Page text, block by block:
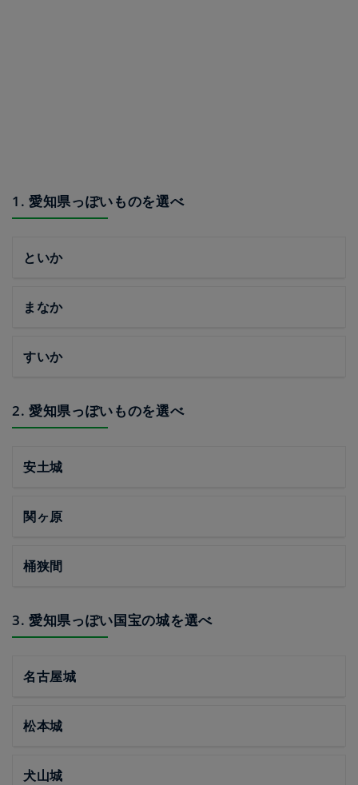
1. 愛知県っぽいものを選べ
といか
まなか
すいか
2. 愛知県っぽいものを選べ
安土城
関ヶ原
桶狭間
3. 愛知県っぽい国宝の城を選べ
名古屋城
松本城
犬山城